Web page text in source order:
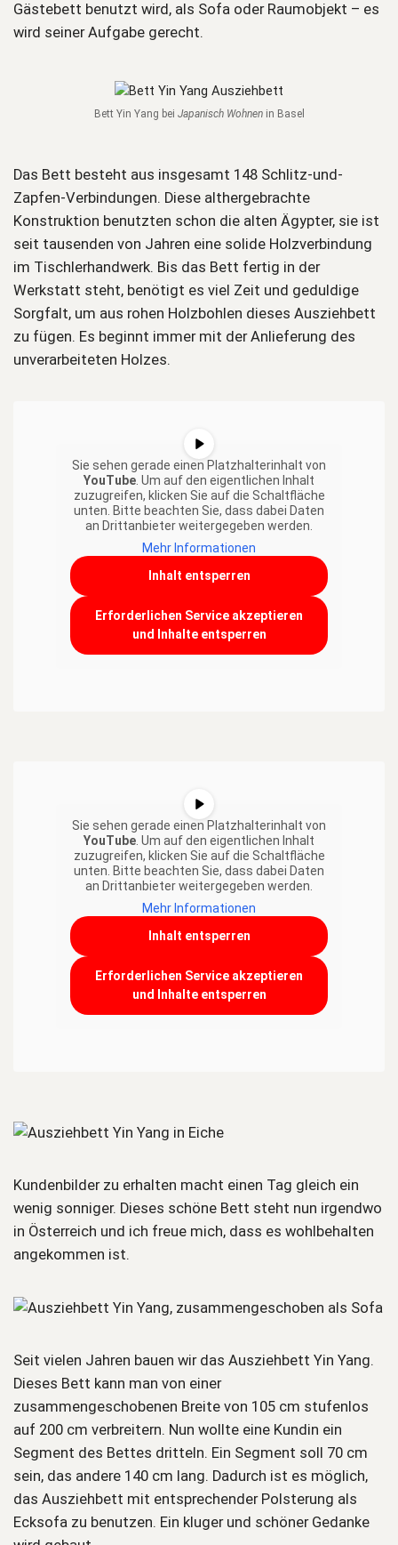
Gästebett benutzt wird, als Sofa oder Raumobjekt – es
wird seiner Aufgabe gerecht.
Bett Yin Yang bei Japanisch Wohnenin Basel
Das Bett besteht aus insgesamt 148 Schlitz-und-
Zapfen-Verbindungen. Diese althergebrachte
Konstruktion benutzten schon die alten Ägypter, sie ist
seit tausenden von Jahren eine solide Holzverbindung
im Tischlerhandwerk. Bis das Bett fertig in der
Werkstatt steht, benötigt es viel Zeit und geduldige
Sorgfalt, um aus rohen Holzbohlen dieses Ausziehbett
zu fügen. Es beginnt immer mit der Anlieferung des
unverarbeiteten Holzes.
Sie sehen gerade einen Platzhalterinhalt von
YouTube. Um auf den eigentlichen Inhalt
zuzugreifen, klicken Sie auf die Schaltfläche
unten. Bitte beachten Sie, dass dabei Daten
an Drittanbieter weitergegeben werden.
Mehr Informationen
Inhalt entsperren
Erforderlichen Service akzeptieren
und Inhalte entsperren
Sie sehen gerade einen Platzhalterinhalt von
YouTube. Um auf den eigentlichen Inhalt
zuzugreifen, klicken Sie auf die Schaltfläche
unten. Bitte beachten Sie, dass dabei Daten
an Drittanbieter weitergegeben werden.
Mehr Informationen
Inhalt entsperren
Erforderlichen Service akzeptieren
und Inhalte entsperren
Kundenbilder zu erhalten macht einen Tag gleich ein
wenig sonniger. Dieses schöne Bett steht nun irgendwo
in Österreich und ich freue mich, dass es wohlbehalten
angekommen ist.
Seit vielen Jahren bauen wir das Ausziehbett Yin Yang.
Dieses Bett kann man von einer
zusammengeschobenen Breite von 105 cm stufenlos
auf 200 cm verbreitern. Nun wollte eine Kundin ein
Segment des Bettes dritteln. Ein Segment soll 70 cm
sein, das andere 140 cm lang. Dadurch ist es möglich,
das Ausziehbett mit entsprechender Polsterung als
Ecksofa zu benutzen. Ein kluger und schöner Gedanke